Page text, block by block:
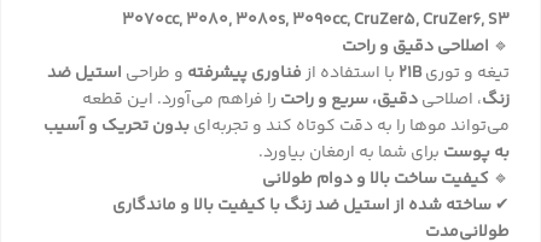
3070cc, 3080, 3080s, 3090cc, CruZer5, CruZer6, S3
🔹 اصلاحی دقیق و راحت
تیغه و توری21B با استفاده ازفناوری پیشرفته و طراحی استیل ضد
زنگ، اصلاحیدقیق، سریع و راحت را فراهم می‌آورد. این قطعه
می‌تواند موها را به دقت کوتاه کند و تجربه‌ایبدون تحریک و آسیب
به پوست برای شما به ارمغان بیاورد.
🔹 کیفیت ساخت بالا و دوام طولانی
✔ساخته شده از استیل ضد زنگ با کیفیت بالا و ماندگاری
طولانی‌مدت